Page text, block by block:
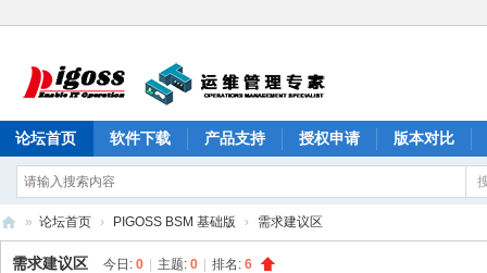
论坛首页 软件下载 产品支持 授权申请 版本对比
PI
» 论坛首页 › PIGOSS BSM 基础版 › 需求建议区
需求建议区 今日: 0 主题: 0 排名: 6